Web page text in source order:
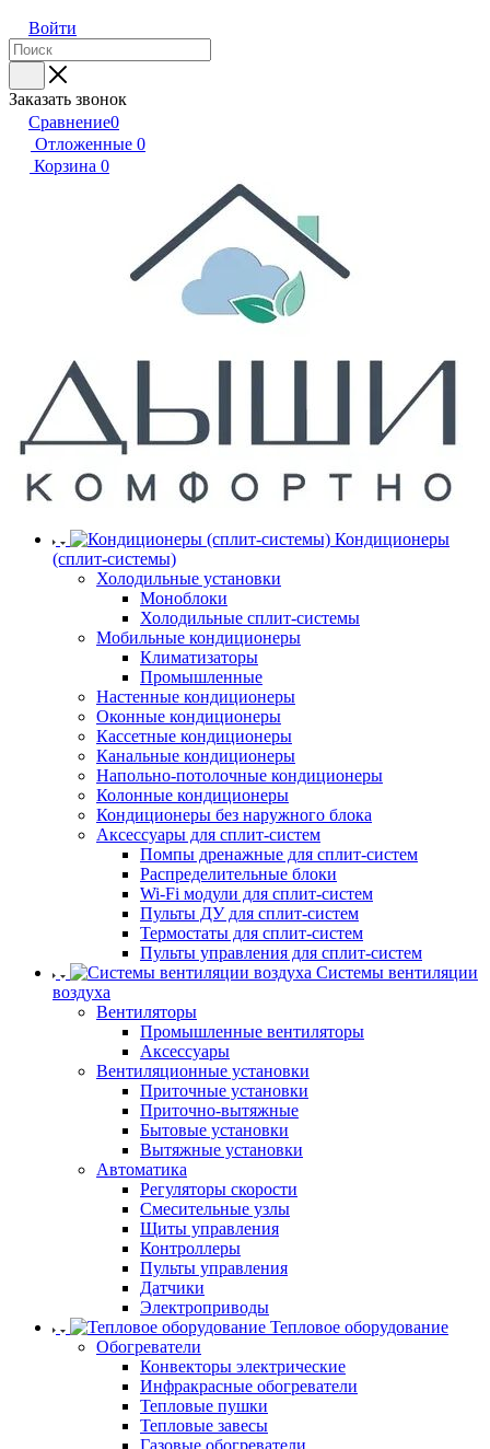
Войти
Заказать звонок
Сравнение0
Отложенные 0
Корзина 0
Кондиционеры
(сплит-системы)
Холодильные установки
Моноблоки
Холодильные сплит-системы
Мобильные кондиционеры
Климатизаторы
Промышленные
Настенные кондиционеры
Оконные кондиционеры
Кассетные кондиционеры
Канальные кондиционеры
Напольно-потолочные кондиционеры
Колонные кондиционеры
Кондиционеры без наружного блока
Аксессуары для сплит-систем
Помпы дренажные для сплит-систем
Распределительные блоки
Wi-Fi модули для сплит-систем
Пульты ДУ для сплит-систем
Термостаты для сплит-систем
Пульты управления для сплит-систем
Системы вентиляции
воздуха
Вентиляторы
Промышленные вентиляторы
Аксессуары
Вентиляционные установки
Приточные установки
Приточно-вытяжные
Бытовые установки
Вытяжные установки
Автоматика
Регуляторы скорости
Смесительные узлы
Щиты управления
Контроллеры
Пульты управления
Датчики
Электроприводы
Тепловое оборудование
Обогреватели
Конвекторы электрические
Инфракрасные обогреватели
Тепловые пушки
Тепловые завесы
Газовые обогреватели